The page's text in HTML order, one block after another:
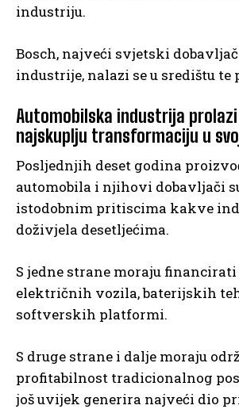
industriju.
Bosch, najveći svjetski
industrije, nalazi se u središtu te
Automobilska industrija
najskuplju transformaciju u
Posljednjih deset godina
automobila i njihovi dobavljači
istodobnim pritiscima kakve
doživjela desetljećima.
S jedne strane moraju
električnih vozila, baterijskih
softverskih platformi.
S druge strane i dalje moraju
profitabilnost tradicionalnog
još uvijek generira najveći dio